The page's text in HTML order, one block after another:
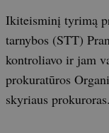
Ikiteisminį tyrimą
tarnybos (STT)
kontroliavo ir jam
prokuratūros
skyriaus prokuroras.